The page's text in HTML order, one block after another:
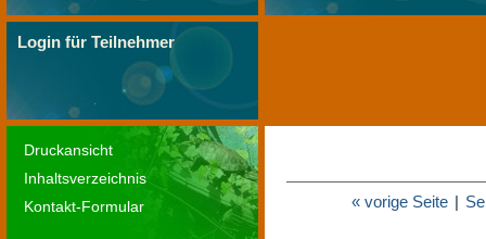
Login für Teilnehmer
Druckansicht
Inhaltsverzeichnis
Kontakt-Formular
« vorige Seite |